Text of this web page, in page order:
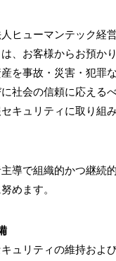
ヒューマンテック経
、お客様からお預か
を事故・災害・犯罪
社会の信頼に応える
キュリティに取り組み
導で組織的かつ継続
めます。
ュリティの維持およ